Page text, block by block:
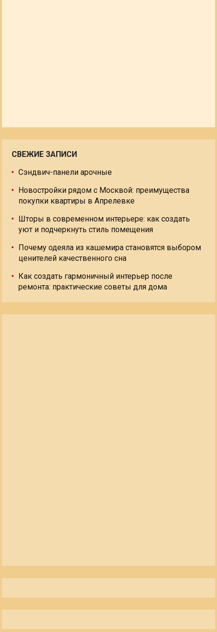
СВЕЖИЕ ЗАПИСИ
Сэндвич-панели арочные
Новостройки рядом с Москвой: преимущества
покупки квартиры в Апрелевке
Шторы в современном интерьере: как создать
уют и подчеркнуть стиль помещения
Почему одеяла из кашемира становятся выбором
ценителей качественного сна
Как создать гармоничный интерьер после
ремонта: практические советы для дома